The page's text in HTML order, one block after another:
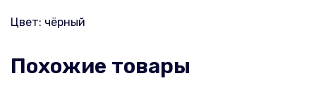
Цвет: чёрный
Похожие товары